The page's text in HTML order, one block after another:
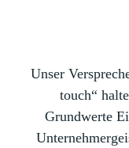
Unser
touch“
Grundwerte